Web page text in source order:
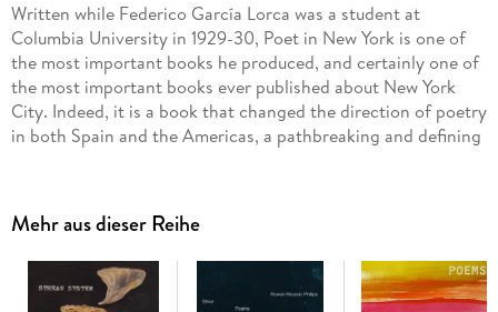
Written while Federico García Lorca was a student at
Columbia University in 1929-30, Poet in New York is one of
the most important books he produced, and certainly one of
the most important books ever published about New York
City. Indeed, it is a book that changed the direction of poetry
in both Spain and the Americas, a pathbreaking and defining
Timed to coincide with the citywide celebration of García
Lorca in New York planned for 2013, this edition, which has
been revised once again by the renowned García Lorca
scholar Christopher Maurer, includes thrilling material-new
photographs, new and emended letters-that has only
Mehr aus dieser Reihe